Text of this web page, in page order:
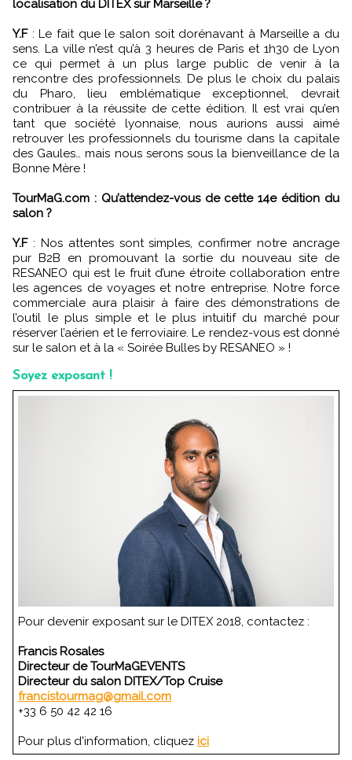
localisation du DITEX sur Marseille ?
Y.F: Le fait que le salon soit dorénavant à Marseille a du
sens. La ville n’est qu’à 3 heures de Paris et 1h30 de Lyon
ce qui permet à un plus large public de venir à la
rencontre des professionnels. De plus le choix du palais
du Pharo, lieu emblématique exceptionnel, devrait
contribuer à la réussite de cette édition. Il est vrai qu’en
tant que société lyonnaise, nous aurions aussi aimé
retrouver les professionnels du tourisme dans la capitale
des Gaules… mais nous serons sous la bienveillance de la
Bonne Mère !
TourMaG.com : Qu’attendez-vous de cette 14e édition du
salon ?
Y.F: Nos attentes sont simples, confirmer notre ancrage
pur B2B en promouvant la sortie du nouveau site de
RESANEO qui est le fruit d’une étroite collaboration entre
les agences de voyages et notre entreprise. Notre force
commerciale aura plaisir à faire des démonstrations de
l’outil le plus simple et le plus intuitif du marché pour
réserver l’aérien et le ferroviaire. Le rendez-vous est donné
sur le salon et à la « Soirée Bulles by RESANEO » !
Soyez exposant !
Pour devenir exposant sur le DITEX 2018, contactez :
Francis Rosales
Directeur de TourMaGEVENTS
Directeur du salon DITEX/Top Cruise
francistourmag@gmail.com
+33 6 50 42 42 16
Pour plus d'information, cliquez ici